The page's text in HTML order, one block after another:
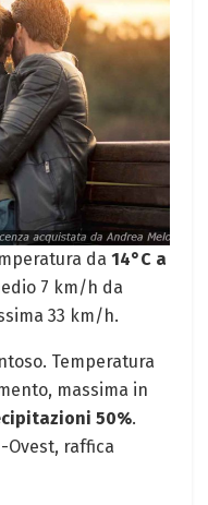
da 14°C a
7 km/h da
33 km/h.
Temperatura
massima in
50%.
Ovest, raffica